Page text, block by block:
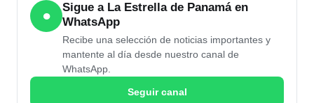
●
Sigue a La Estrella de Panamá en
WhatsApp
Recibe una selección de noticias importantes y
mantente al día desde nuestro canal de
WhatsApp.
Seguir canal